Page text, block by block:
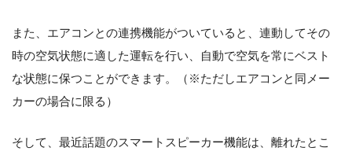
また、エアコンとの連携機能がついていると、連動してその
時の空気状態に適した運転を行い、自動で空気を常にベスト
な状態に保つことができます。（※ただしエアコンと同メー
カーの場合に限る）
そして、最近話題のスマートスピーカー機能は、離れたとこ